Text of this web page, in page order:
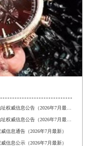
信息通告（2026年7月最新）
信息公示（2026年7月最新）